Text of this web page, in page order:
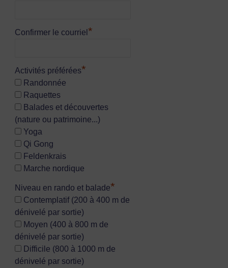
Confirmer le courriel *
Activités préférées*
Randonnée
Raquettes
Balades et découvertes
(nature ou patrimoine...)
Yoga
Qi Gong
Feldenkrais
Marche nordique
Niveau en rando et balade*
Contemplatif (200 à 400 m de
dénivelé par sortie)
Moyen (400 à 800 m de
dénivelé par sortie)
Difficile (800 à 1000 m de
dénivelé par sortie)